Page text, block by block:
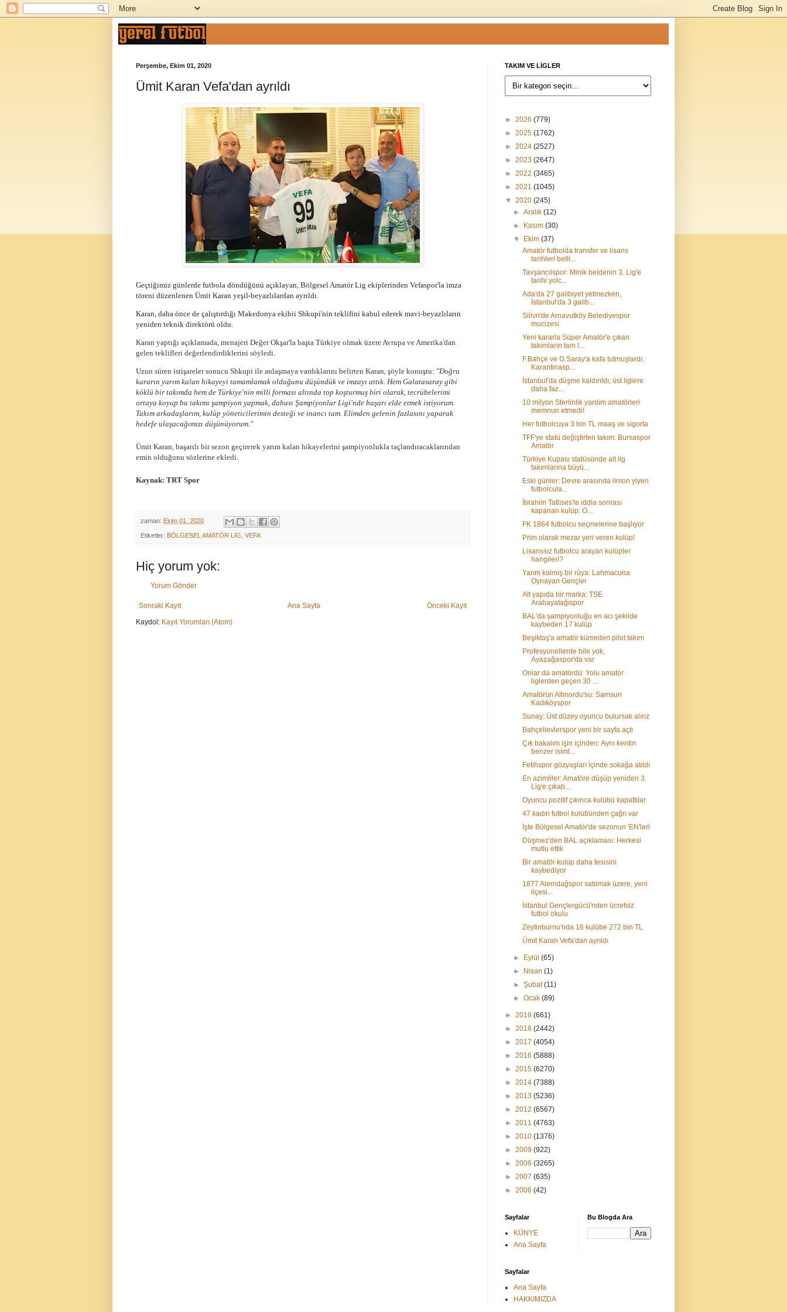
Perşembe, Ekim 01, 2020
Ümit Karan Vefa'dan ayrıldı
Geçtiğimiz günlerde futbola döndüğünü açıklayan, Bölgesel Amatör Lig ekiplerinden Vefaspor'la imza
töreni düzenlenen Ümit Karan yeşil-beyazlılardan ayrıldı.
Karan, daha önce de çalıştırdığı Makedonya ekibii Shkupi'nin teklifini kabul ederek mavi-beyazlıların
yeniden teknik direktörü oldu.
Karan yaptığı açıklamada, menajeri Değer Okşar'la başta Türkiye olmak üzere Avrupa ve Amerika'dan
gelen teklifleri değerlendirdiklerini söyledi.
Uzun süren istişareler sonucu Shkupi ile anlaşmaya vardıklarını belirten Karan, şöyle konuştu: "Doğru
kararın yarım kalan hikayeyi tamamlamak olduğunu düşündük ve imzayı attık. Hem Galatasaray gibi
köklü bir takımda hem de Türkiye'nin milli forması altında top koşturmuş biri olarak, tecrübelerimi
ortaya koyup bu takımı şampiyon yapmak, dahası Şampiyonlar Ligi'nde başarı elde etmek istiyorum.
Takım arkadaşlarım, kulüp yöneticilerimin desteği ve inancı tam. Elimden gelenin fazlasını yaparak
hedefe ulaşacağımızı düşünüyorum."
Ümit Karan, başarılı bir sezon geçirerek yarım kalan hikayelerini şampiyonlukla taçlandıracaklarından
emin olduğunu sözlerine ekledi.
Kaynak: TRT Spor
zaman: Ekim 01, 2020
Etiketler: BÖLGESEL AMATÖR LİG VEFA
Hiç yorum yok:
Yorum Gönder
Sonraki Kayıt Önceki Kayıt
Ana Sayfa
Kaydol: Kayıt Yorumları (Atom)
TAKIM VE LİGLER
► 2026 (779)
► 2025 (1762)
► 2024 (2527)
► 2023 (2647)
► 2022 (3465)
► 2021 (1045)
▼ 2020 (245)
►Aralık(12)
►
Kasım(30)
▼
Ekim(37)
Amatör futbolda transfer ve lisans
tarihleri belli...
Tavşancılspor: Minik beldenin 3. Lig'e
tarihi yolc...
Ada'da 27 galibiyet yetmezken,
İstanbul'da 3 galib...
Silivri'de Arnavutköy Belediyespor
mucizesi
Yeni kararla Süper Amatör'e çıkan
takımların tam l...
F.Bahçe ve G.Saray'a kafa tutmuşlardı:
Karantinasp...
İstanbul'da düşme kaldırıldı, üst liglere
daha faz...
10 milyon Sterlinlik yardım amatörleri
memnun etmedi!
Her futbolcuya 3 bin TL maaş ve sigorta
TFF'ye statü değiştirten takım: Bursaspor
Amatör
Türkiye Kupası statüsünde alt lig
takımlarına büyü...
Eski günler: Devre arasında limon yiyen
futbolcula...
İbrahim Tatlıses'le iddia sonrası
kapanan kulüp: O...
FK 1864 futbolcu seçmelerine başlıyor
Prim olarak mezar yeri veren kulüp!
Lisanssız futbolcu arayan kulüpler
hangileri?
Yarım kalmış bir rüya: Lahmacuna
Oynayan Gençler
Alt yapıda bir marka: TSE
Arabayatağıspor
BAL'da şampiyonluğu en acı şekilde
kaybeden 17 kulüp
Beşiktaş'a amatör kümeden pilot takım
Profesyonellerde bile yok,
Ayazağaspor'da var
Onlar da amatördü: Yolu amatör
liglerden geçen 30 ...
Amatörün Altınordu'su: Samsun
Kadıköyspor
Sunay: Üst düzey oyuncu bulursak alırız
Bahçelievlerspor yeni bir sayfa açtı
Çık bakalım işin içinden: Aynı kentin
benzer isiml...
Fetihspor gözyaşları içinde sokağa atıldı
En azimliler: Amatöre düşüp yeniden 3.
Lig'e çıkab...
Oyuncu pozitif çıkınca kulübü kapattılar
47 kadın futbol kulübünden çağrı var
İşte Bölgesel Amatör'de sezonun 'EN'leri
Düşmez'den BAL açıklaması: Herkesi
mutlu ettik
Bir amatör kulüp daha tesisini
kaybediyor
1877 Alemdağspor satılmak üzere, yeni
ilçesi...
İstanbul Gençlergücü'nden ücretsiz
futbol okulu
Zeytinburnu'nda 16 kulübe 272 bin TL
Ümit Karan Vefa'dan ayrıldı
► Eylül(65)
►
Nisan(1)
►Şubat(11)
►Ocak(89)
► 2019 (661)
► 2018 (2442)
► 2017 (4054)
► 2016 (5888)
► 2015 (6270)
► 2014 (7388)
► 2013 (5236)
► 2012 (6567)
► 2011 (4763)
► 2010 (1376)
► 2009 (922)
► 2008 (3265)
► 2007 (635)
► 2006 (42)
Sayfalar
KÜNYE
Ana Sayfa
Bu Blogda Ara
Sayfalar
Ana Sayfa
HAKKIMIZDA